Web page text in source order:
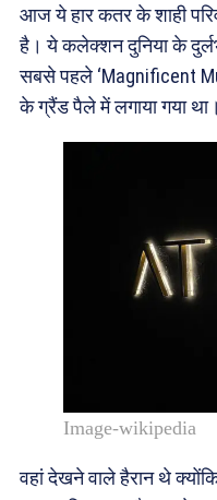
आज ये हार कतर के शाही
है। ये कलेक्शन दुनिया के
सबसे पहले ‘Magnificent
के ग्रैंड पैले में लगाया गया था।
Image-wikipedia
वहां देखने वाले हैरान थे